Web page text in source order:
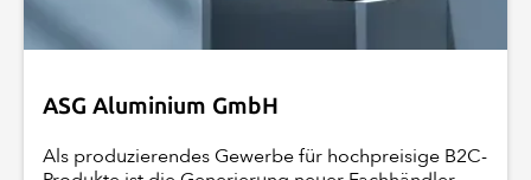
ASG Aluminium GmbH
Als produzierendes Gewerbe für hochpreisige B2C-